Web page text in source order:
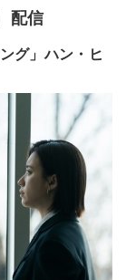
配信
グ」ハン・ヒ